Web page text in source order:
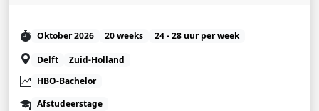
Oktober 2026 20 weeks
24 - 28 uur per week
Delft
Zuid-Holland
HBO-Bachelor
Afstudeerstage